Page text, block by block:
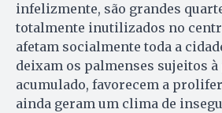
infelizmente, são grandes
totalmente inutilizados no
afetam socialmente toda a
deixam os palmenses sujeitos
acumulado, favorecem a
ainda geram um clima de